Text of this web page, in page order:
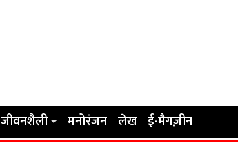
जीवनशैली मनोरंजन लेख ई-मैगज़ीन